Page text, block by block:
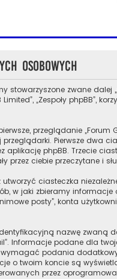
osobowych
zwane dalej
Limited”, „Zespoły
przeglądanie
Pierwsze dwa
aplikację phpBB. Trzecie
przez ciebie przeczytane i
utworzyć ciasteczka
w jaki zbieramy
posty”, konta
nazwę zwaną
Informacje podane dla
podania
o twoim koncie są
przez